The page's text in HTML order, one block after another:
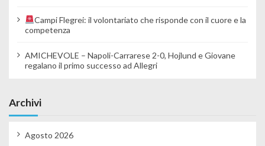
Campi Flegrei: il volontariato che risponde con il cuore e la
competenza
AMICHEVOLE – Napoli-Carrarese 2-0, Hojlund e Giovane
regalano il primo successo ad Allegri
Archivi
Agosto 2026